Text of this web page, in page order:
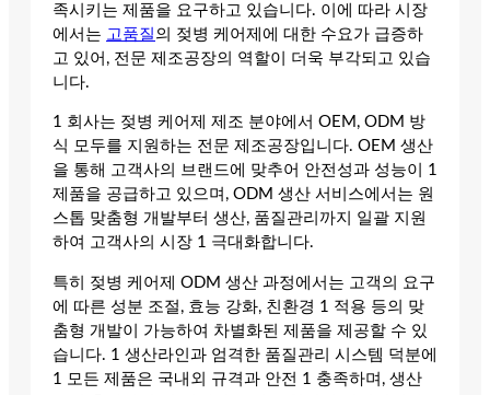
족시키는 제품을 요구하고 있습니다. 이에 따라 시장
에서는 고품질 의 젖병 케어제에 대한 수요가 급증하
고 있어, 전문 제조공장의 역할이 더욱 부각되고 있습
니다.
1 회사는 젖병 케어제 제조 분야에서 OEM, ODM 방
식 모두를 지원하는 전문 제조공장입니다. OEM 생산
을 통해 고객사의 브랜드에 맞추어 안전성과 성능이 1
제품을 공급하고 있으며, ODM 생산 서비스에서는 원
스톱 맞춤형 개발부터 생산, 품질관리까지 일괄 지원
하여 고객사의 시장 1 극대화합니다.
특히 젖병 케어제 ODM 생산 과정에서는 고객의 요구
에 따른 성분 조절, 효능 강화, 친환경 1 적용 등의 맞
춤형 개발이 가능하여 차별화된 제품을 제공할 수 있
습니다. 1 생산라인과 엄격한 품질관리 시스템 덕분에
1 모든 제품은 국내외 규격과 안전 1 충족하며, 생산